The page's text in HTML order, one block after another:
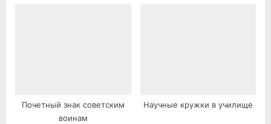
Почетный знак советским
воинам
Научные кружки в училище